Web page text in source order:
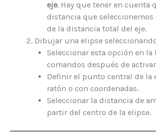
eje. Hay que tener en cuenta
distancia que seleccionemos
de la distancia total del eje.
Dibujar una elipse
Seleccionar esta opción en la
comandos después de
Definir el punto central de la
ratón o con coordenadas.
Seleccionar la distancia de
partir del centro de la elipse.